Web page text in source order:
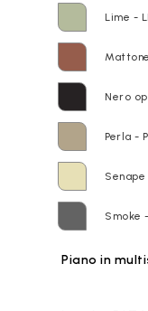
Lime - LI
Nero
Perla -
Senape
Smoke
Piano in